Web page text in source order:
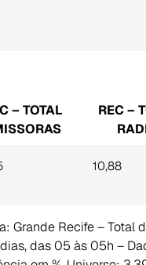
– TOTAL
REC –
10,88
Grande Recife – Total
das 05 às 05h –